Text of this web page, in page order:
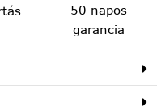
50 napos
garancia